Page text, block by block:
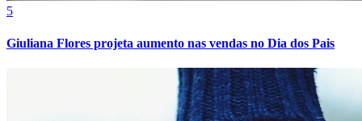
5
Giuliana Flores projeta aumento nas vendas no Dia dos Pais